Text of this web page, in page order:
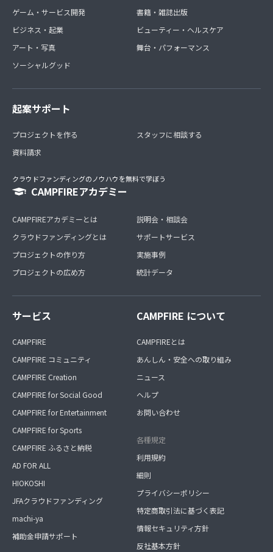
ゲーム・サービス開発
ビジネス・起業
アート・写真
ソーシャルグッド
書籍・雑誌出版
ビューティー・ヘルスケア
舞台・パフォーマンス
起案サポート
プロジェクトを作る
資料請求
スタッフに相談する
クラウドファンディングのノウハウを無料で学ぼう
CAMPFIREアカデミー
CAMPFIREアカデミーとは
クラウドファンディングとは
プロジェクトの作り方
プロジェクトの広め方
説明会・相談会
サポートサービス
実施事例
統計データ
サービス
CAMPFIRE
CAMPFIRE コミュニティ
CAMPFIRE Creation
CAMPFIRE for Social Good
CAMPFIRE for Entertainment
CAMPFIRE for Sports
CAMPFIRE ふるさと納税
AD FOR ALL
HIOKOSHI
JFAクラウドファンディング
machi-ya
補助金申請サポート
CAMPFIRE について
CAMPFIREとは
あんしん・安全への取り組み
ニュース
ヘルプ
お問い合わせ
各種規定
利用規約
細則
プライバシーポリシー
特定商取引法に基づく表記
情報セキュリティ方針
反社基本方針